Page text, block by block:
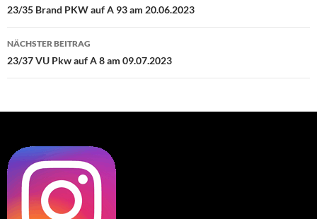
23/35 Brand PKW auf A 93 am 20.06.2023
NÄCHSTER BEITRAG
23/37 VU Pkw auf A 8 am 09.07.2023